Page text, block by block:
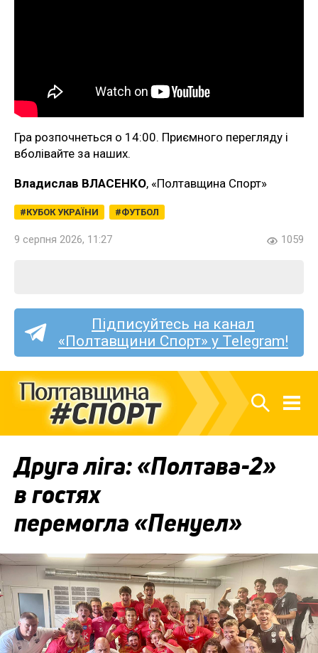
Гра розпочнеться о 14:00. Приємного перегляду і
вболівайте за наших.
Владислав ВЛАСЕНКО, «Полтавщина Спорт»
КУБОК УКРАЇНИ ФУТБОЛ
9 серпня 2026, 11:27 1059
Підписуйтесь на канал
«Полтавщини Спорт» у Telegram!
Друга ліга: «Полтава-2»
в гостях
перемогла «Пенуел»